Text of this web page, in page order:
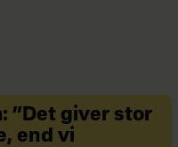
”Det giver stor
end vi